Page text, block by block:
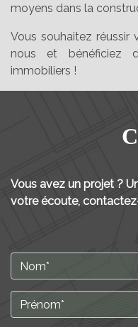
moyens dans la
Vous souhaitez
nous et bénéficiez
immobiliers !
Vous avez un projet ?
votre écoute,